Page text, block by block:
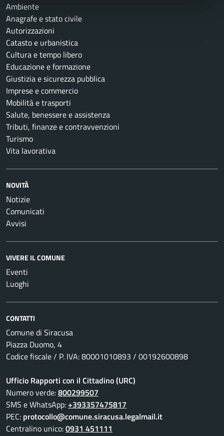
Ambiente
Anagrafe e stato civile
Autorizzazioni
Catasto e urbanistica
Cultura e tempo libero
Educazione e formazione
Giustizia e sicurezza pubblica
Imprese e commercio
Mobilità e trasporti
Salute, benessere e assistenza
Tributi, finanze e contravvenzioni
Turismo
Vita lavorativa
NOVITÀ
Notizie
Comunicati
Avvisi
VIVERE IL COMUNE
Eventi
Luoghi
CONTATTI
Comune di Siracusa
Piazza Duomo, 4
Codice fiscale / P. IVA: 80001010893 / 00192600898
Ufficio Rapporti con il Cittadino (URC)
Numero verde:800299507
SMS e WhatsApp:+393357475817
PEC: protocollo@comune.siracusa.legalmail.it
Centralino unico:0931 451111